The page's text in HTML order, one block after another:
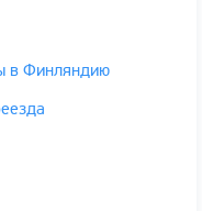
в Финляндию